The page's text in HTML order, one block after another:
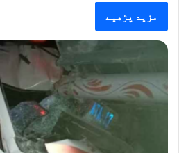
مزید پڑھیے